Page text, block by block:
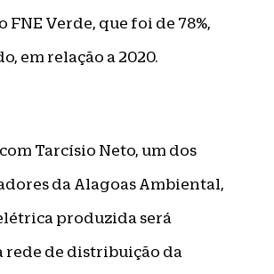
FNE Verde, que foi de 78%,
em relação a 2020.
Tarcísio Neto, um dos
da Alagoas Ambiental,
produzida será
rede de distribuição da